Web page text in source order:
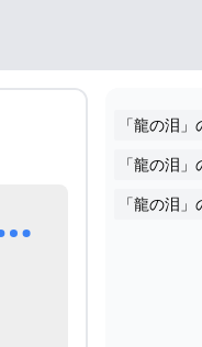
ダの伝説TotK攻略 「龍の泪」の進め方
「龍の泪
「龍の泪
「龍の泪